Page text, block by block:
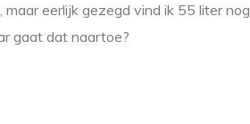
eerlijk gezegd vind ik 55 liter nog
gaat dat naartoe?